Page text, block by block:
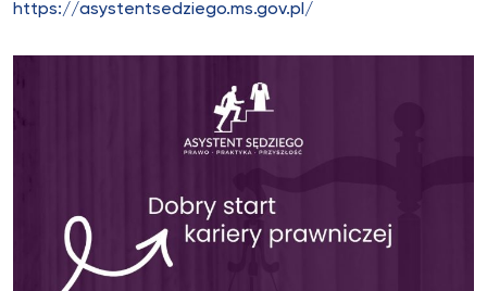
https://asystentsedziego.ms.gov.pl/